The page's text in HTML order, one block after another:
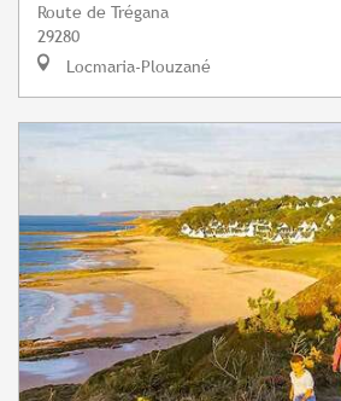
Route de Trégana
29280
Locmaria-Plouzané